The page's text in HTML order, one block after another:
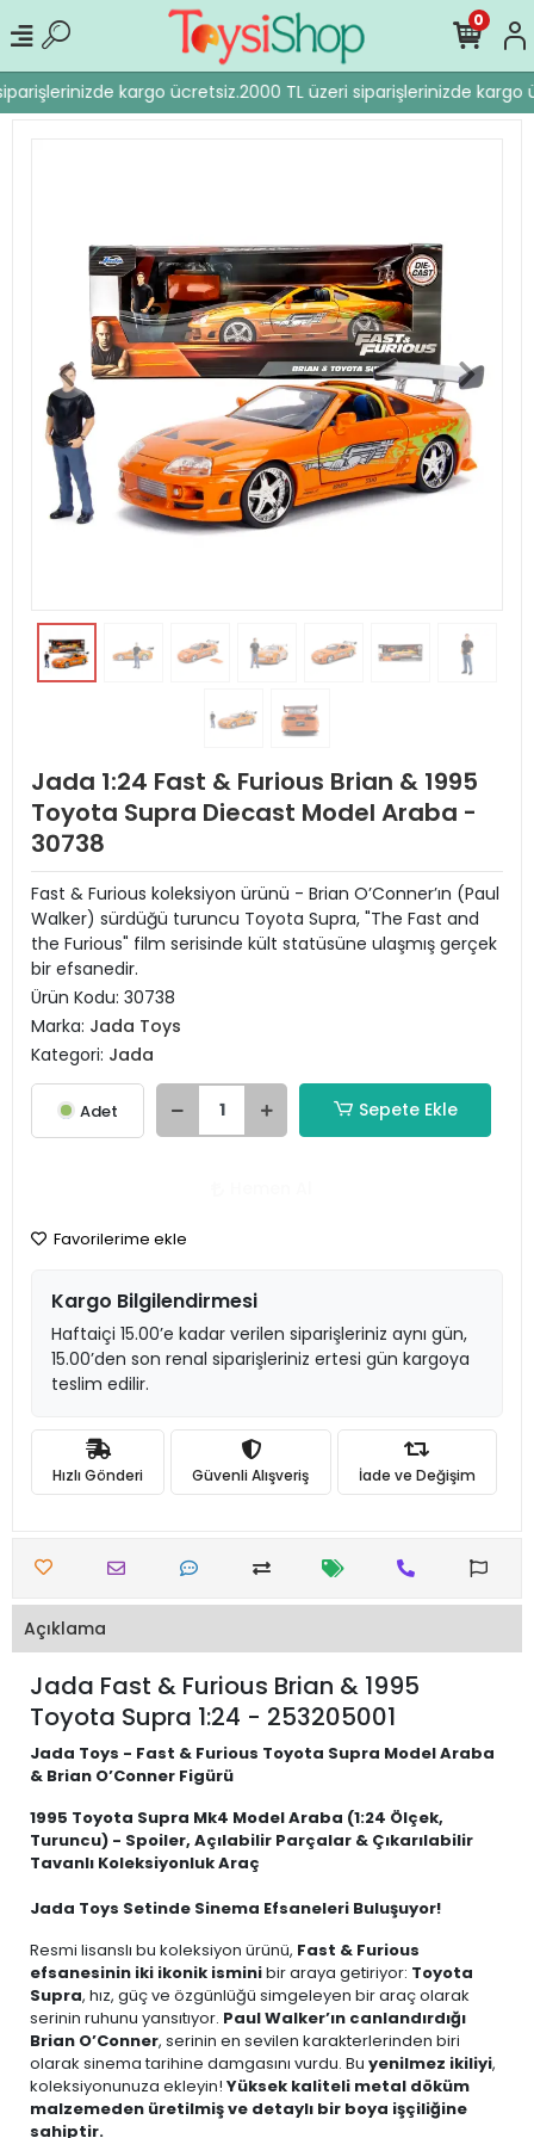
kargo ücretsiz.2000 TL üzeri siparişlerinizde kargo
0
Jada 1:24 Fast & Furious Brian & 1995
Toyota Supra Diecast Model Araba -
30738
Fast & Furious koleksiyon ürünü - Brian O’Conner’ın (Paul
Walker) sürdüğü turuncu Toyota Supra, "The Fast and
the Furious" film serisinde kült statüsüne ulaşmış gerçek
bir efsanedir.
Ürün Kodu: 30738
Marka: Jada Toys
Kategori: Jada
Adet Sepete Ekle
Favorilerime ekle
Kargo Bilgilendirmesi
Haftaiçi 15.00’e kadar verilen siparişleriniz aynı gün,
15.00’den son renal siparişleriniz ertesi gün kargoya
teslim edilir.
Hızlı Gönderi Güvenli Alışveriş İade ve Değişim
Açıklama
Jada Fast & Furious Brian & 1995
Toyota Supra 1:24 - 253205001
Jada Toys - Fast & Furious Toyota Supra Model Araba
& Brian O’Conner Figürü
1995 Toyota Supra Mk4 Model Araba (1:24 Ölçek,
Turuncu) - Spoiler, Açılabilir Parçalar & Çıkarılabilir
Tavanlı Koleksiyonluk Araç
Jada Toys Setinde Sinema Efsaneleri Buluşuyor!
Resmi lisanslı bu koleksiyon ürünü, Fast & Furious
efsanesinin iki ikonik isminibir araya getiriyor: Toyota
Supra, hız, güç ve özgünlüğü simgeleyen bir araç olarak
serinin ruhunu yansıtıyor. Paul Walker’ın canlandırdığı
Brian O’Conner, serinin en sevilen karakterlerinden biri
olarak sinema tarihine damgasını vurdu. Bu yenilmez ikiliyi,
koleksiyonunuza ekleyin! Yüksek kaliteli metal döküm
malzemeden üretilmiş ve detaylı bir boya işçiliğine
sahiptir.